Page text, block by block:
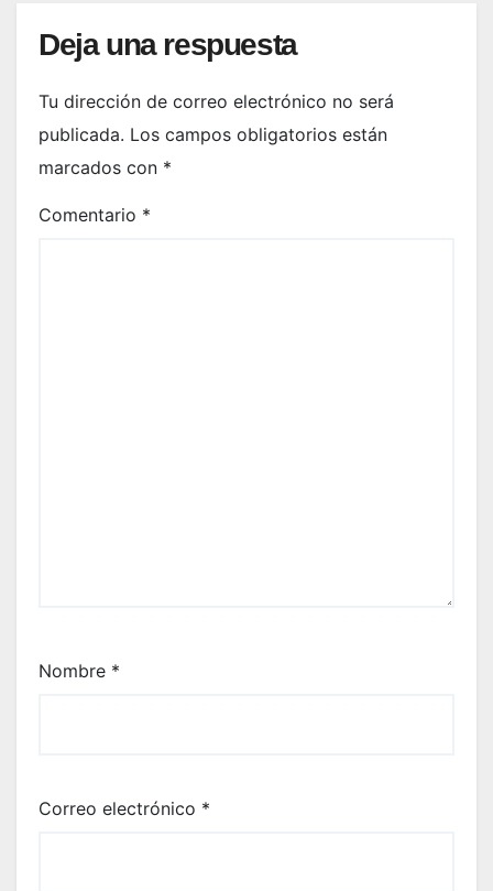
Deja una respuesta
Tu dirección de correo electrónico no será
publicada. Los campos obligatorios están
marcados con *
Comentario *
Nombre *
Correo electrónico *